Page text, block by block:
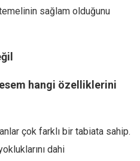
temelinin sağlam olduğunu
hangi özelliklerini
çok farklı bir tabiata sahip.
dahi